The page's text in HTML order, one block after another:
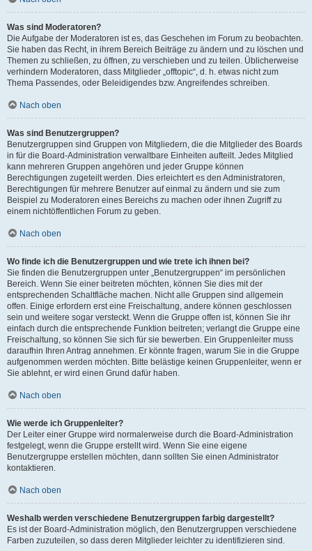
Was sind Moderatoren?
Die Aufgabe der Moderatoren ist es, das Geschehen im Forum zu beobachten.
Sie haben das Recht, in ihrem Bereich Beiträge zu ändern und zu löschen und
Themen zu schließen, zu öffnen, zu verschieben und zu teilen. Üblicherweise
verhindern Moderatoren, dass Mitglieder „offtopic“, d. h. etwas nicht zum
Thema Passendes, oder Beleidigendes bzw. Angreifendes schreiben.
Nach oben
Was sind Benutzergruppen?
Benutzergruppen sind Gruppen von Mitgliedern, die die Mitglieder des Boards
in für die Board-Administration verwaltbare Einheiten aufteilt. Jedes Mitglied
kann mehreren Gruppen angehören und jeder Gruppe können
Berechtigungen zugeteilt werden. Dies erleichtert es den Administratoren,
Berechtigungen für mehrere Benutzer auf einmal zu ändern und sie zum
Beispiel zu Moderatoren eines Bereichs zu machen oder ihnen Zugriff zu
einem nichtöffentlichen Forum zu geben.
Nach oben
Wo finde ich die Benutzergruppen und wie trete ich ihnen bei?
Sie finden die Benutzergruppen unter „Benutzergruppen“ im persönlichen
Bereich. Wenn Sie einer beitreten möchten, können Sie dies mit der
entsprechenden Schaltfläche machen. Nicht alle Gruppen sind allgemein
offen. Einige erfordern erst eine Freischaltung, andere können geschlossen
sein und weitere sogar versteckt. Wenn die Gruppe offen ist, können Sie ihr
einfach durch die entsprechende Funktion beitreten; verlangt die Gruppe eine
Freischaltung, so können Sie sich für sie bewerben. Ein Gruppenleiter muss
daraufhin Ihren Antrag annehmen. Er könnte fragen, warum Sie in die Gruppe
aufgenommen werden möchten. Bitte belästige keinen Gruppenleiter, wenn er
Sie ablehnt, er wird einen Grund dafür haben.
Nach oben
Wie werde ich Gruppenleiter?
Der Leiter einer Gruppe wird normalerweise durch die Board-Administration
festgelegt, wenn die Gruppe erstellt wird. Wenn Sie eine eigene
Benutzergruppe erstellen möchten, dann sollten Sie einen Administrator
kontaktieren.
Nach oben
Weshalb werden verschiedene Benutzergruppen farbig dargestellt?
Es ist der Board-Administration möglich, den Benutzergruppen verschiedene
Farben zuzuteilen, so dass deren Mitglieder leichter zu identifizieren sind.